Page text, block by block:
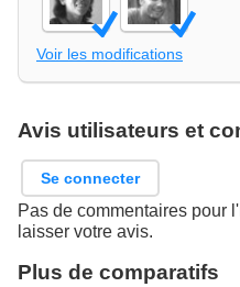
Voir les modifications
Avis utilisateurs et
Se connecter
Pas de commentaires pour
laisser votre avis.
Plus de comparatifs